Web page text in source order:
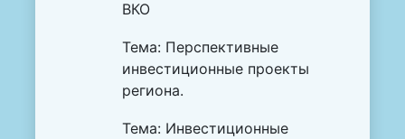
ВКО
Тема: Перспективные
инвестиционные проекты
региона.
Тема: Инвестиционные